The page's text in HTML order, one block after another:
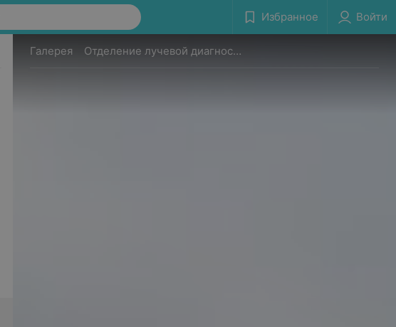
Избранное Войти
Галерея Отделение лучевой диагностики